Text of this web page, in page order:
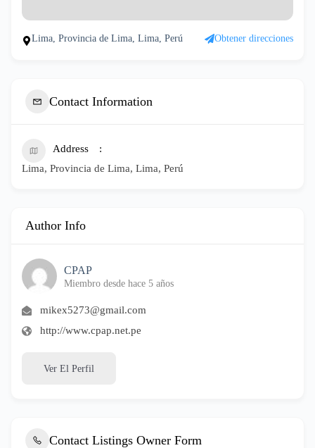
Lima, Provincia de Lima, Lima, Perú Obtener direcciones
Contact Information
Address
Lima, Provincia de Lima, Lima, Perú
Author Info
CPAP
Miembro desde hace 5 años
mikex5273@gmail.com
http://www.cpap.net.pe
Ver El Perfil
Contact Listings Owner Form